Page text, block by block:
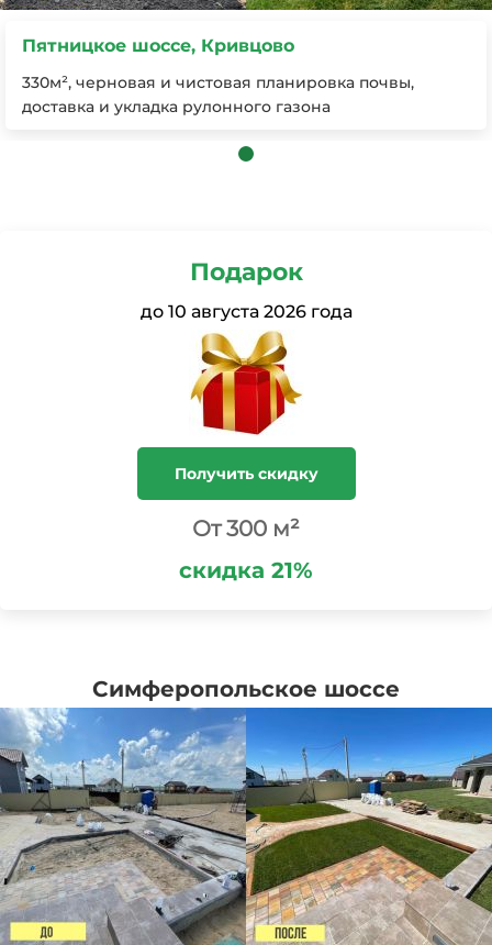
Пятницкое шоссе, Кривцово
330м², черновая и чистовая планировка почвы,
доставка и укладка рулонного газона
Подарок
до 10 августа 2026 года
Получить скидку
От 300 м²
скидка 21%
Симферопольское шоссе